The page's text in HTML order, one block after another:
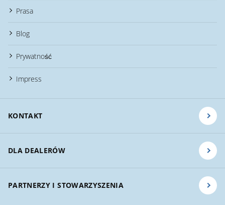
Prasa
Blog
Prywatność
Impress
KONTAKT
DLA DEALERÓW
PARTNERZY I STOWARZYSZENIA